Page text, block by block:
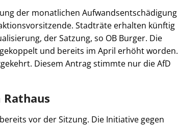
der monatlichen Aufwandsentschädigung
Stadträte erhalten künftig
der Satzung, so OB Burger. Die
und bereits im April erhöht worden.
Diesem Antrag stimmte nur die AfD
vor der Sitzung. Die Initiative gegen